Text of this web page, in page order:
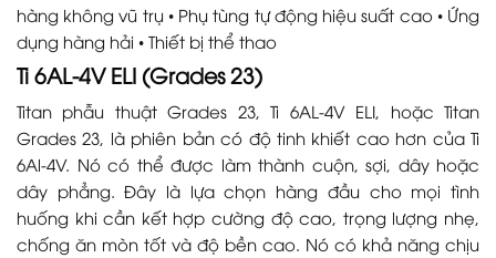
hàng không vũ trụ • Phụ tùng tự động hiệu suất cao • Ứng
dụng hàng hải • Thiết bị thể thao
Ti 6AL-4V ELI (Grades 23)
Titan phẫu thuật Grades 23, Ti 6AL-4V ELI, hoặc Titan
Grades 23, là phiên bản có độ tinh khiết cao hơn của Ti
6Al-4V. Nó có thể được làm thành cuộn, sợi, dây hoặc
dây phẳng. Đây là lựa chọn hàng đầu cho mọi tình
huống khi cần kết hợp cường độ cao, trọng lượng nhẹ,
chống ăn mòn tốt và độ bền cao. Nó có khả năng chịu